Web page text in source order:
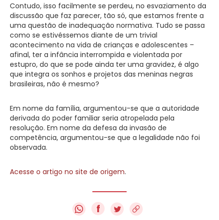
Contudo, isso facilmente se perdeu, no esvaziamento da
discussão que faz parecer, tão só, que estamos frente a
uma questão de inadequação normativa. Tudo se passa
como se estivéssemos diante de um trivial
acontecimento na vida de crianças e adolescentes –
afinal, ter a infância interrompida e violentada por
estupro, do que se pode ainda ter uma gravidez, é algo
que integra os sonhos e projetos das meninas negras
brasileiras, não é mesmo?
Em nome da família, argumentou-se que a autoridade
derivada do poder familiar seria atropelada pela
resolução. Em nome da defesa da invasão de
competência, argumentou-se que a legalidade não foi
observada.
Acesse o artigo no site de origem.
f